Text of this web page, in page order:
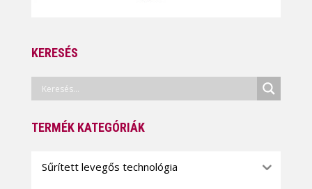
KERESÉS
TERMÉK KATEGÓRIÁK
Sűrített levegős technológia